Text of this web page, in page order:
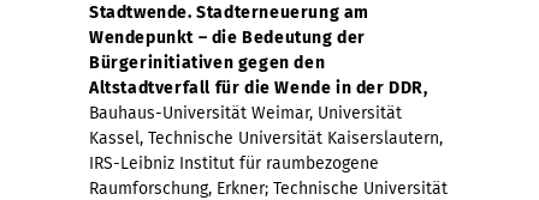
Stadtwende. Stadterneuerung am
Wendepunkt – die Bedeutung der
Bürgerinitiativen gegen den
Altstadtverfall für die Wende in der DDR,
Bauhaus-Universität Weimar, Universität
Kassel, Technische Universität Kaiserslautern,
IRS-Leibniz Institut für raumbezogene
Raumforschung, Erkner; Technische Universität